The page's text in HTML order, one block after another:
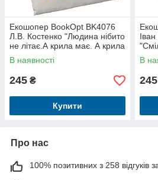
Екошопер BookOpt BK4076
Л.В. Костенко "Людина нібито
не літає.А крила має. А крила
має!" бежевий
В наявності
245 ₴
Купити
В
245
Про нас
100% позитивних з 258 відгуків